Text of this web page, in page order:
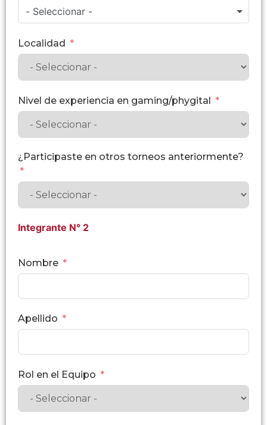
- Seleccionar -
Localidad
Nivel de experiencia en gaming/phygital
¿Participaste en otros torneos anteriormente?
Integrante N° 2
Nombre
Apellido
Rol en el Equipo